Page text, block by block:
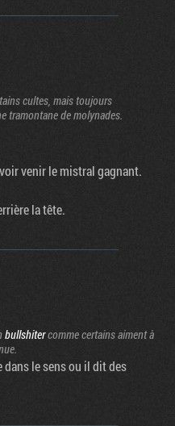
cultes, mais toujours
tramontane de molynades.
venir le mistral gagnant.
la tête.
bullshitercomme certains aiment à
le sens ou il dit des